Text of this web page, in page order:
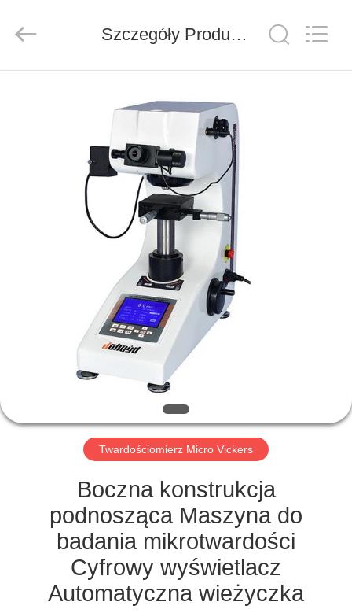
PRODUKTY
WYCIECZKA
FABRYCE
KONTROLA
JAKOŚCI
SITEMAP
PRIVACY
POLICY
Rights
Reserved.
Szczegóły Produktu
Twardościomierz Micro Vickers
Boczna konstrukcja
podnosząca Maszyna do
badania mikrotwardości
Cyfrowy wyświetlacz
Automatyczna wieżyczka